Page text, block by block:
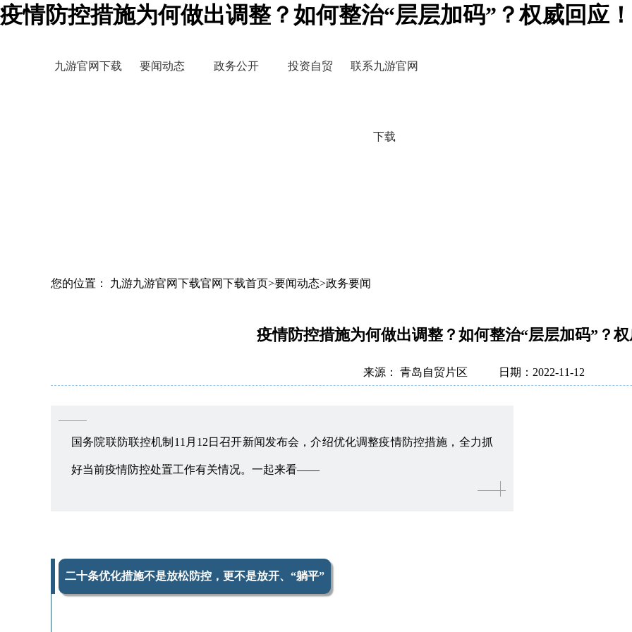
疫情防控措施为何做出调整？如何整治“层层加码”？权威回应
九游官网下载 要闻动态 政务公开 投资自贸 联系九游官网
下载
您的位置： 九游九游官网下载官网下载首页>要闻动态>政务要闻
疫情防控措施为何做出调整？如何整治“层层加码”？
来源： 青岛自贸片区 日期：2022-11-12
国务院联防联控机制11月12日召开新闻发布会，介绍优化调整疫情防控措施，全力抓
好当前疫情防控处置工作有关情况。一起来看——
二十条优化措施不是放松防控，更不是放开、“躺平”